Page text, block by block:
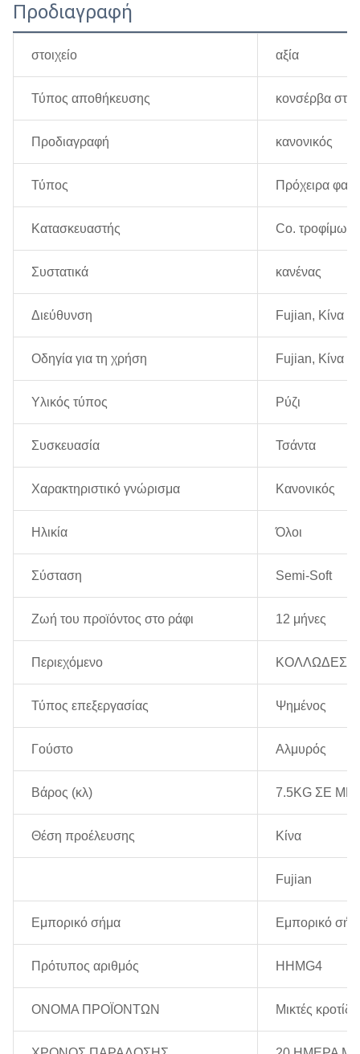
Προδιαγραφή
στοιχείο αξία
Τύπος αποθήκευσης κονσέρβα στο
Προδιαγραφή κανονικός
Τύπος Πρόχειρα
Κατασκευαστής Co.
Συστατικά κανένας
Διεύθυνση Fujian, Κίνα
Οδηγία για τη χρήση Fujian, Κίνα
Υλικός τύπος Ρύζι
Συσκευασία Τσάντα
Χαρακτηριστικό γνώρισμα Κανονικός
Ηλικία Όλοι
Σύσταση Semi-Soft
Ζωή του προϊόντος στο ράφι 12 μήνες
Περιεχόμενο ΚΟΛΛΩΔΕΣ
Τύπος επεξεργασίας Ψημένος
Γούστο Αλμυρός
Βάρος (κλ) 7.5KG ΣΕ
Θέση προέλευσης Κίνα
Fujian
Εμπορικό σήμα Εμπορικό
Πρότυπος αριθμός HHMG4
ΟΝΟΜΑ ΠΡΟΪΟΝΤΩΝ Μικτές